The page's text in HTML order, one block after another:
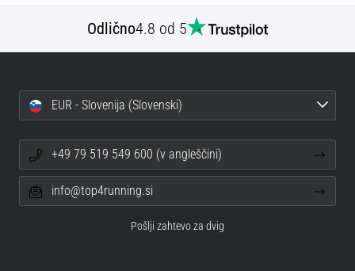
Odlično4.8 od 5
EUR - Slovenija (Slovenski)
+49 79 519 549 600 (v angleščini)
info@top4running.si
Pošlji zahtevo za dvig